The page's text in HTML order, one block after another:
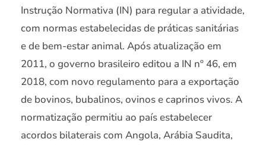
Instrução Normativa (IN) para regular a atividade,
com normas estabelecidas de práticas sanitárias
e de bem-estar animal. Após atualização em
2011, o governo brasileiro editou a IN nº 46, em
2018, com novo regulamento para a exportação
de bovinos, bubalinos, ovinos e caprinos vivos. A
normatização permitiu ao país estabelecer
acordos bilaterais com Angola, Arábia Saudita,